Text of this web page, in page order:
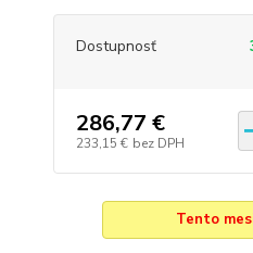
Dostupnosť
286,77 €
233,15 € bez DPH
Tento